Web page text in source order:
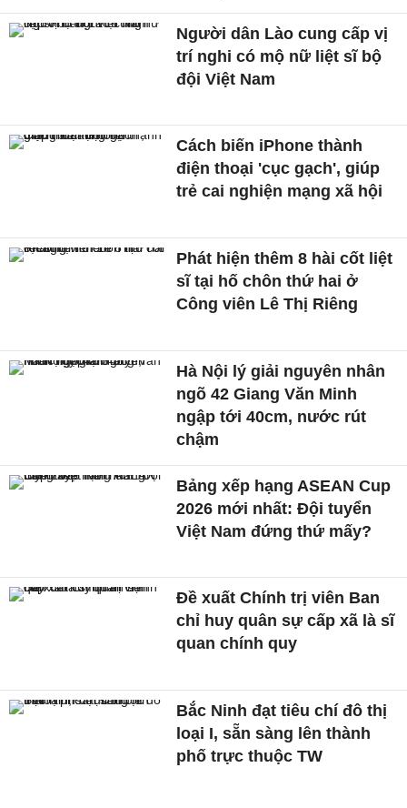
Người dân Lào cung cấp vị
trí nghi có mộ nữ liệt sĩ bộ
đội Việt Nam
Cách biến iPhone thành
điện thoại 'cục gạch', giúp
trẻ cai nghiện mạng xã hội
Phát hiện thêm 8 hài cốt liệt
sĩ tại hố chôn thứ hai ở
Công viên Lê Thị Riêng
Hà Nội lý giải nguyên nhân
ngõ 42 Giang Văn Minh
ngập tới 40cm, nước rút
chậm
Bảng xếp hạng ASEAN Cup
2026 mới nhất: Đội tuyển
Việt Nam đứng thứ mấy?
Đề xuất Chính trị viên Ban
chỉ huy quân sự cấp xã là sĩ
quan chính quy
Bắc Ninh đạt tiêu chí đô thị
loại I, sẵn sàng lên thành
phố trực thuộc TW